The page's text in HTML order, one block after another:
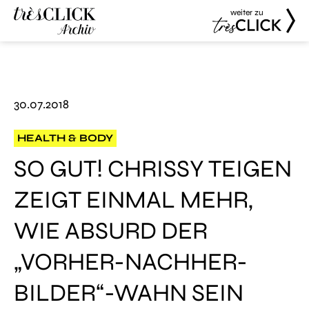
weiter zu
30.07.2018
HEALTH & BODY
SO GUT! CHRISSY TEIGEN
ZEIGT EINMAL MEHR,
WIE ABSURD DER
„VORHER-NACHHER-
BILDER“-WAHN SEIN